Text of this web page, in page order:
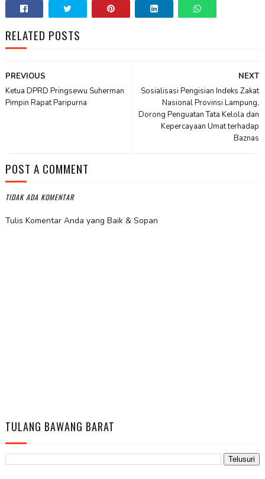
RELATED POSTS
NEXT
Sosialisasi Pengisian Indeks Zakat
Nasional Provinsi Lampung,
Dorong Penguatan Tata Kelola dan
Kepercayaan Umat terhadap
Baznas
PREVIOUS
Ketua DPRD Pringsewu Suherman
Pimpin Rapat Paripurna
POST A COMMENT
TIDAK ADA KOMENTAR
Tulis Komentar Anda yang Baik & Sopan
TULANG BAWANG BARAT